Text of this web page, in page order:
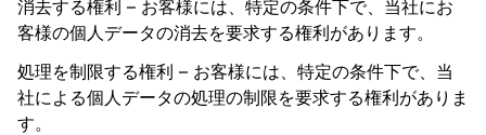
消去する権利 – お客様には、特定の条件下で、当社にお
客様の個人データの消去を要求する権利があります。
処理を制限する権利 – お客様には、特定の条件下で、当
社による個人データの処理の制限を要求する権利がありま
す。